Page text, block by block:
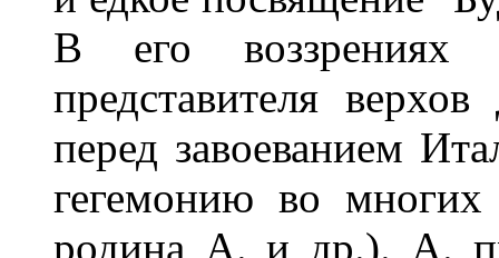
В его воззрениях
представителя
перед завоеванием
гегемонию во
родина А. и др.). А.